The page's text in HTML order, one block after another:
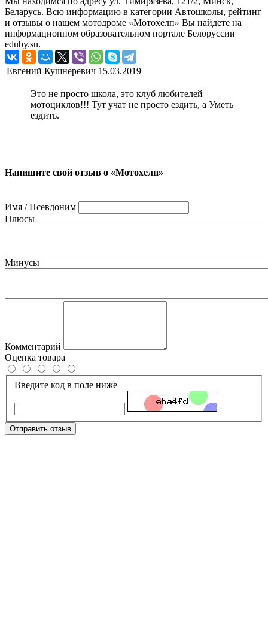
Беларусь. Всю информацию в категории Автошколы, рейтинг
и отзывы о нашем мотодроме «Мотохелп» Вы найдете на
информационном образовательном портале Белоруссии
eduby.su.
Евгений Кушнеревич 15.03.2019
Это не просто школа, это клуб любителей
мотоциклов!!! Тут учат не просто ездить, а Уметь
ездить.
Напишите свой отзыв о «Мотохелп»
Имя / Псевдоним
Плюсы
Минусы
Комментарий
Оценка товара
Введите код в поле ниже
Отправить отзыв